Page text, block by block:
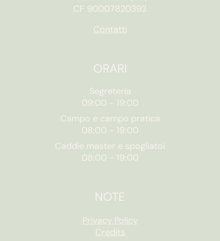
CF 90007820393
Contatti
ORARI
Segreteria
09:00 - 19:00
Campo e campo pratica
08:00 - 19:00
Caddie master e spogliatoi
08:00 - 19:00
NOTE
Privacy Policy
Credits